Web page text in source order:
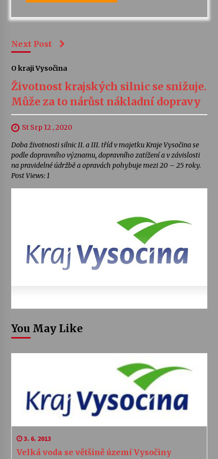
Next Post
O kraji Vysočina
Životnost krajských silnic se snižuje.
Může za to nárůst nákladní dopravy
St Srp 12 , 2020
Doba životnosti silnic II. a III. tříd v majetku Kraje Vysočina se
podle dopravního významu, dopravního zatížení a v závislosti
na pravidelné údržbě a opravách pohybuje mezi 20 – 25 roky.
Post Views: 1
You May Like
3. 6. 2013
Velká voda se většině území Vysočiny